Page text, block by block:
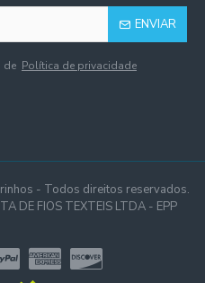
ENVIAR
de Política de privacidade
- Todos direitos reservados.
DE FIOS TEXTEIS LTDA - EPP